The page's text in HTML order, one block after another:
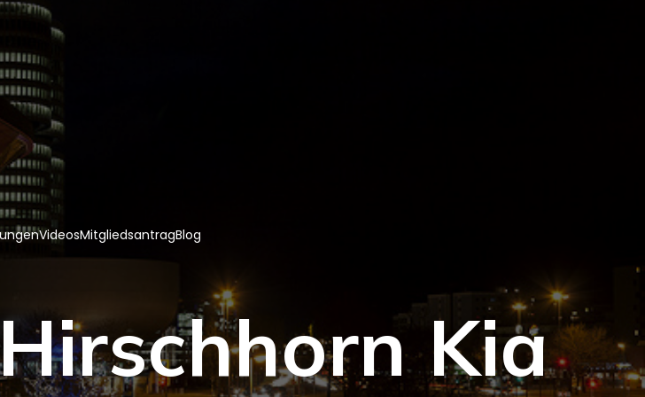
VideosMitgliedsantragBlog
Kia